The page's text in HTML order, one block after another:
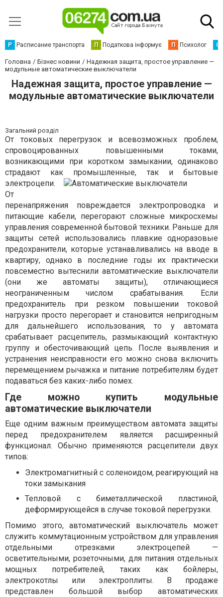
Р Расписание транспорта П Податкова інформує П Психолог С
Головна Бізнес новини
Надежная защита, простое управление —
модульные автоматические выключатели
Надежная защита, простое управление —
модульные автоматические выключатели
Загальний розділ
От токовых перегрузок и всевозможных проблем,
спровоцированных повышенными токами,
возникающими при коротком замыкании, одинаково
страдают как промышленные, так и бытовые
электроцепи.
От
перенапряжения повреждается электропроводка и
питающие кабели, перегорают сложные микросхемы
управления современной бытовой техники. Раньше для
защиты сетей использовались плавкие одноразовые
предохранители, которые устанавливались на вводе в
квартиру, однако в последние годы их практически
повсеместно вытеснили автоматические выключатели
(они же автоматы защиты), отличающиеся
неограниченным числом срабатывания. Если
предохранитель при резком повышении токовой
нагрузки просто перегорает и становится непригодным
для дальнейшего использования, то у автомата
срабатывает расцепитель, размыкающий контактную
группу и обесточивающий цепь. После выявления и
устранения неисправности его можно снова включить
перемещением рычажка и питание потребителям будет
подаваться без каких-либо помех.
Где можно купить модульные
автоматические выключатели
Еще одним важным преимуществом автомата защиты
перед предохранителем является расширенный
функционал. Обычно применяются расцепители двух
типов:
Электромагнитный с соленоидом, реагирующий на
токи замыкания
Тепловой с биметаллической пластиной,
деформирующейся в случае токовой перегрузки.
Помимо этого, автоматический выключатель может
служить коммутационным устройством для управления
отдельными отрезками электроцепей —
осветительными, розеточными, для питания отдельных
мощных потребителей, таких как бойлеры,
электрокотлы или электроплиты. В продаже
представлен большой выбор автоматических